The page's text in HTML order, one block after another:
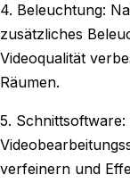
4. Beleuchtung:
zusätzliches
Videoqualität
Räumen.
5. Schnittsoftware:
verfeinern und